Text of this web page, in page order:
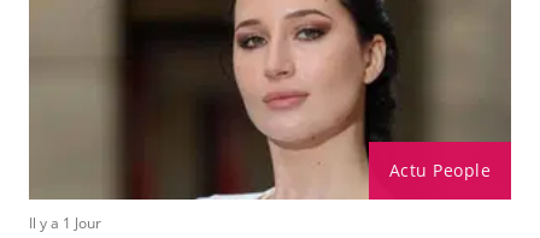
Actu People
Il y a 1 Jour